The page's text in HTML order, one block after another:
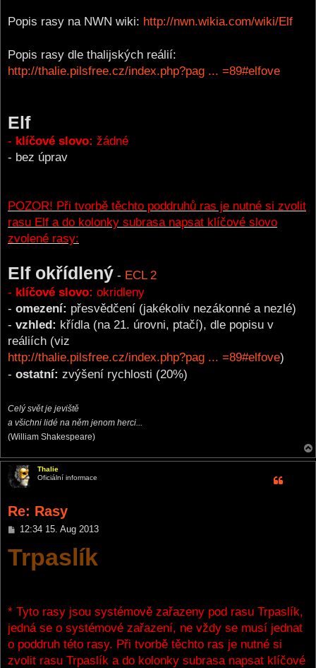
Popis rasy na NWN wiki: http://nwn.wikia.com/wiki/Elf
Popis rasy dle thalijských reálií:
http://thalie.pilsfree.cz/index.php?pag ... =89#elfove
Elf
- klíčové slovo: žádné
- bez úprav
POZOR! Při tvorbě těchto poddruhů ras je nutné si zvolit
rasu Elf a do kolonky subrasa napsat klíčové slovo
zvolené rasy:
Elf okřídlený - ECL 2
- klíčové slovo: okridleny
- omezení: přesvědčení (jakékoliv nezákonné a nezlé)
- vzhled: křídla (na 21. úrovni, ptačí), dle popisu v
reáliích (viz
http://thalie.pilsfree.cz/index.php?pag ... =89#elfove)
- ostatní: zvýšení rychlosti (20%)
Celý svět je jeviště
a všichni lidé na něm jenom herci...
(William Shakespeare)
Thalie
Oficiální informace
Re: Rasy
P
s
12:34 15. Aug 2013
Trpaslík
* Tyto rasy jsou systémově zařazeny pod rasu Trpaslík,
jedná se o systémové zařazení, ne vždy se musí jednat
o poddruh této rasy. Při tvorbě těchto ras je nutné si
zvolit rasu Trpaslík a do kolonky subrasa napsat klíčové